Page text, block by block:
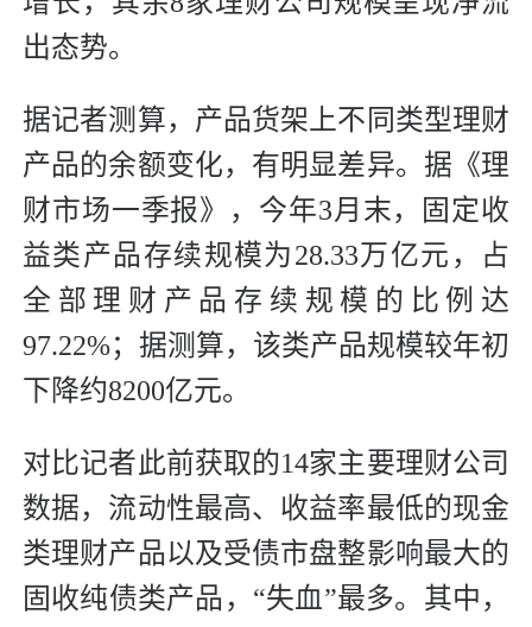
出态势。
据记者测算，产品货架上不同类型理财
产品的余额变化，有明显差异。据《理
财市场一季报》，今年3月末，固定收
益类产品存续规模为28.33万亿元，占
全部理财产品存续规模的比例达
97.22%；据测算，该类产品规模较年初
下降约8200亿元。
对比记者此前获取的14家主要理财公司
数据，流动性最高、收益率最低的现金
类理财产品以及受债市盘整影响最大的
固收纯债类产品，“失血”最多。其中，